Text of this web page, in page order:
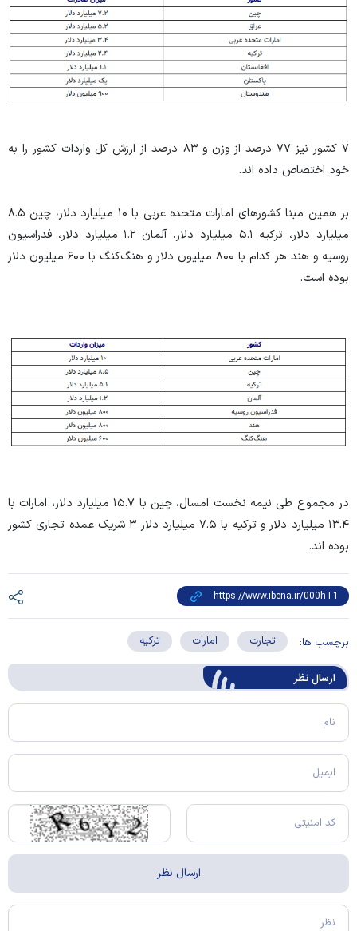
۷ کشور نیز ۷۷ درصد از وزن و ۸۳ درصد از ارزش کل واردات کشور را به
خود اختصاص داده اند.
بر همین مبنا کشور‌های امارات متحده عربی با ۱۰ میلیارد دلار، چین ۸.۵
میلیارد دلار، ترکیه ۵.۱ میلیارد دلار، آلمان ۱.۲ میلیارد دلار، فدراسیون
روسیه و هند هر کدام با ۸۰۰ میلیون دلار و هنگ‌کنگ با ۶۰۰ میلیون دلار
بوده است.
در مجموع طی نیمه نخست امسال، چین با ۱۵.۷ میلیارد دلار، امارات با
۱۳.۴ میلیارد دلار و ترکیه با ۷.۵ میلیارد دلار ۳ شریک عمده تجاری کشور
بوده اند.
برچسب ها: تجارت امارات ترکیه
ارسال‌ نظر